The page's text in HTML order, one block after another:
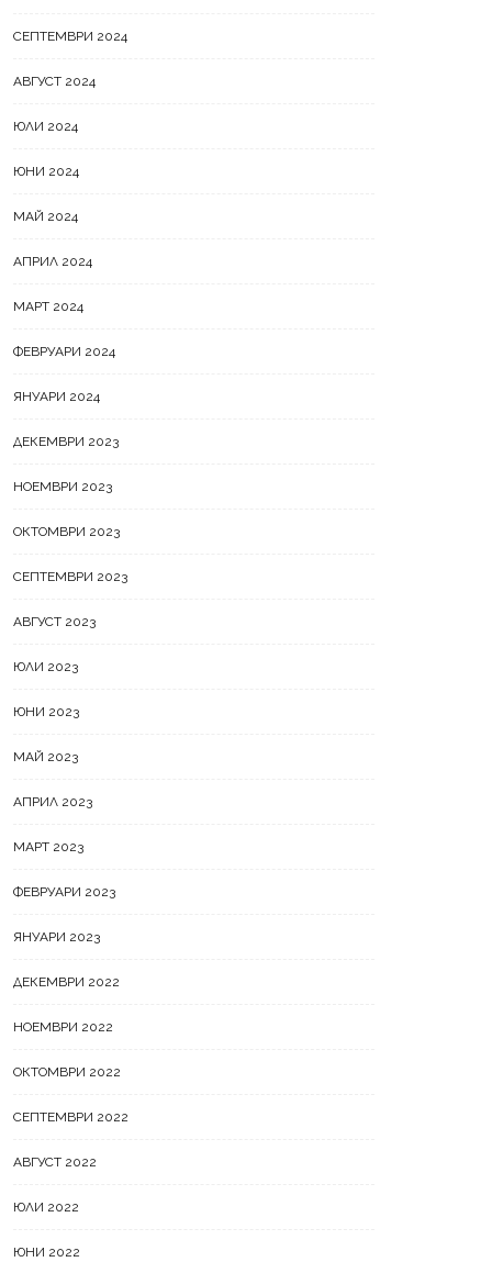
СЕПТЕМВРИ 2024
АВГУСТ 2024
ЮЛИ 2024
ЮНИ 2024
МАЙ 2024
АПРИЛ 2024
МАРТ 2024
ФЕВРУАРИ 2024
ЯНУАРИ 2024
ДЕКЕМВРИ 2023
НОЕМВРИ 2023
ОКТОМВРИ 2023
СЕПТЕМВРИ 2023
АВГУСТ 2023
ЮЛИ 2023
ЮНИ 2023
МАЙ 2023
АПРИЛ 2023
МАРТ 2023
ФЕВРУАРИ 2023
ЯНУАРИ 2023
ДЕКЕМВРИ 2022
НОЕМВРИ 2022
ОКТОМВРИ 2022
СЕПТЕМВРИ 2022
АВГУСТ 2022
ЮЛИ 2022
ЮНИ 2022